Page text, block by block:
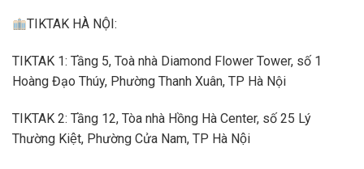
TIKTAK HÀ NỘI:
TIKTAK 1: Tầng 5, Toà nhà Diamond Flower Tower, số 1
Hoàng Đạo Thúy, Phường Thanh Xuân, TP Hà Nội
TIKTAK 2: Tầng 12, Tòa nhà Hồng Hà Center, số 25 Lý
Thường Kiệt, Phường Cửa Nam, TP Hà Nội